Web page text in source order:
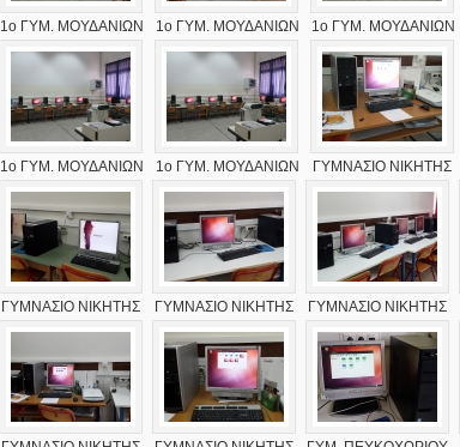
1ο ΓΥΜ. ΜΟΥΔΑΝΙΩΝ 1ο ΓΥΜ. ΜΟΥΔΑΝΙΩΝ 1ο ΓΥΜ. ΜΟΥΔΑΝΙΩΝ
1ο ΓΥΜ. ΜΟΥΔΑΝΙΩΝ 1ο ΓΥΜ. ΜΟΥΔΑΝΙΩΝ ΓΥΜΝΑΣΙΟ ΝΙΚΗΤΗΣ
ΓΥΜΝΑΣΙΟ ΝΙΚΗΤΗΣ ΓΥΜΝΑΣΙΟ ΝΙΚΗΤΗΣ ΓΥΜΝΑΣΙΟ ΝΙΚΗΤΗΣ